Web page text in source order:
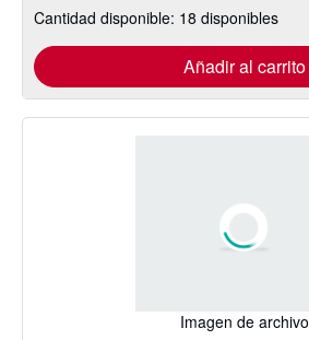
Cantidad disponible: 18 disponibles
Añadir al carrito
Imagen de archivo